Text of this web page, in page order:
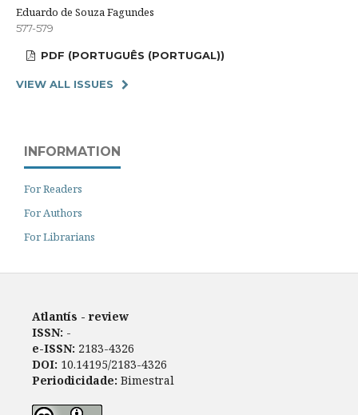
Eduardo de Souza Fagundes
577-579
PDF (PORTUGUÊS (PORTUGAL))
VIEW ALL ISSUES
INFORMATION
For Readers
For Authors
For Librarians
Atlantís - review
ISSN: -
e-ISSN: 2183-4326
DOI: 10.14195/2183-4326
Periodicidade: Bimestral